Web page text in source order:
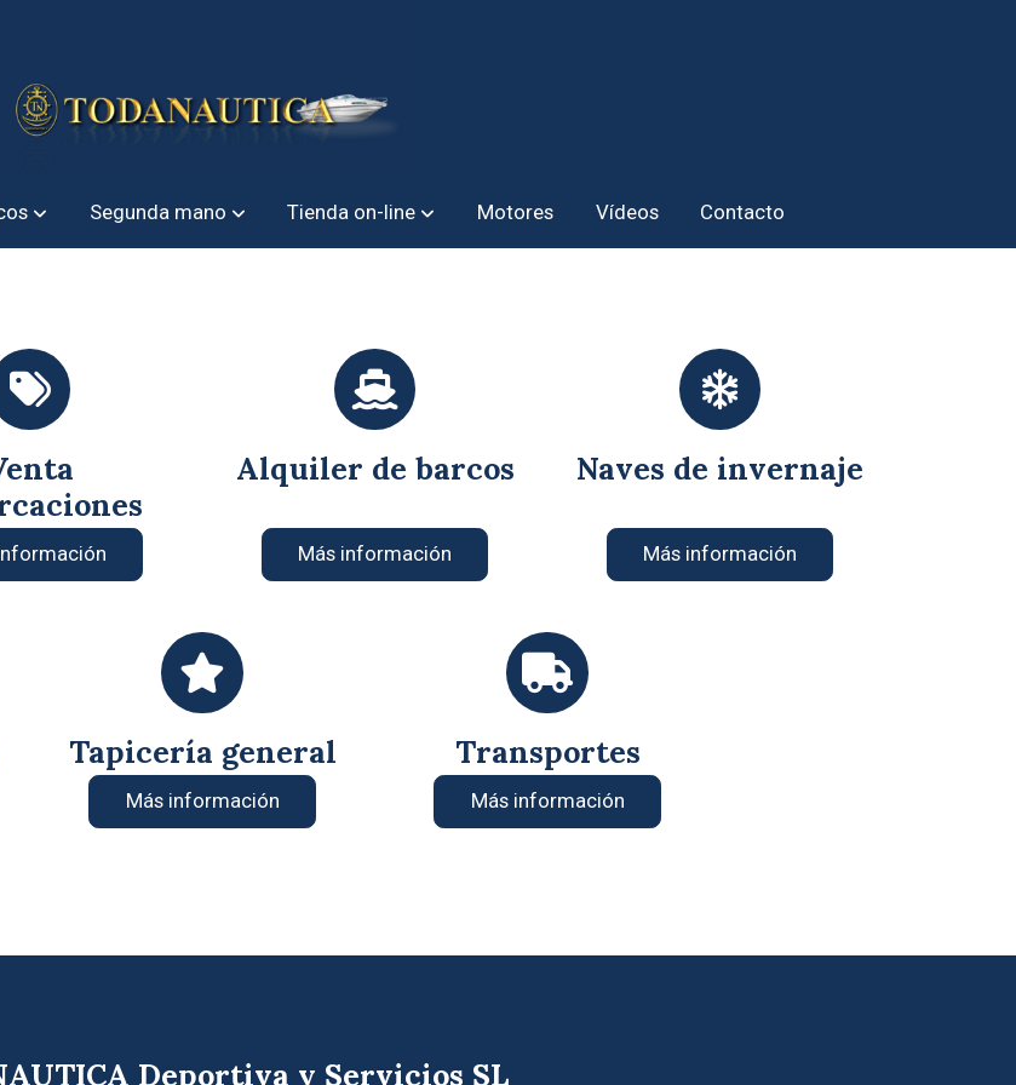
Segunda mano Tienda on-line Motores Vídeos Contacto
Alquiler de barcos
Más información
Naves de invernaje
Más información
Tapicería general
Más información
Transportes
Más información
Deportiva y Servicios SL